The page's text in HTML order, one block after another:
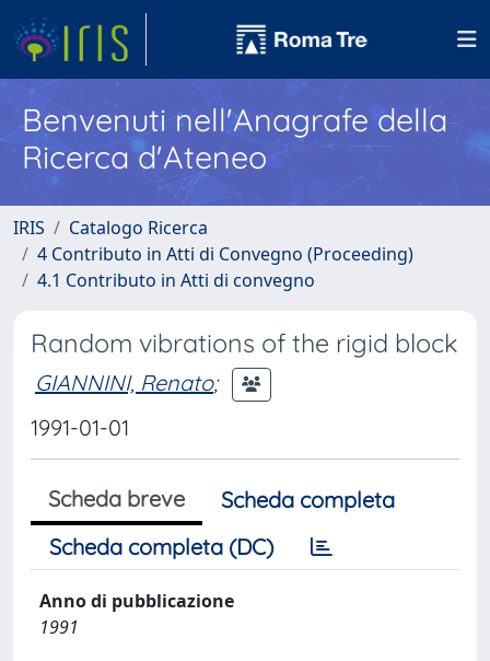
Benvenuti nell'Anagrafe della
Ricerca d'Ateneo
IRIS
Catalogo Ricerca
4 Contributo in Atti di Convegno (Proceeding)
4.1 Contributo in Atti di convegno
Random vibrations of the rigid block
GIANNINI, Renato;
1991-01-01
Scheda breve
Scheda completa
Scheda completa (DC)
Anno di pubblicazione
1991